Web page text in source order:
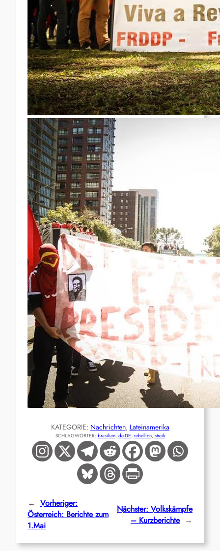
KATEGORIE: Nachrichten, Lateinamerika
SCHLAGWÖRTER: brasilien, de-DE, rebellion, streik
← Vorheriger:
Österreich: Berichte zum
1.Mai
Nächster: Volkskämpfe
– Kurzberichte →